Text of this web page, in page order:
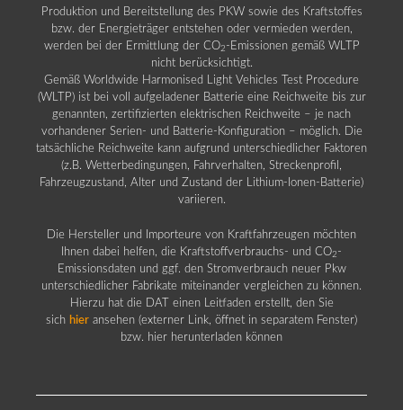
Produktion und Bereitstellung des PKW sowie des Kraftstoffes
bzw. der Energieträger entstehen oder vermieden werden,
werden bei der Ermittlung der CO2 -Emissionen gemäß WLTP
nicht berücksichtigt.
Gemäß Worldwide Harmonised Light Vehicles Test Procedure
(WLTP) ist bei voll aufgeladener Batterie eine Reichweite bis zur
genannten, zertifizierten elektrischen Reichweite – je nach
vorhandener Serien- und Batterie-Konfiguration – möglich. Die
tatsächliche Reichweite kann aufgrund unterschiedlicher Faktoren
(z.B. Wetterbedingungen, Fahrverhalten, Streckenprofil,
Fahrzeugzustand, Alter und Zustand der Lithium-Ionen-Batterie)
variieren.
Die Hersteller und Importeure von Kraftfahrzeugen möchten
Ihnen dabei helfen, die Kraftstoffverbrauchs- und CO2 -
Emissionsdaten und ggf. den Stromverbrauch neuer Pkw
unterschiedlicher Fabrikate miteinander vergleichen zu können.
Hierzu hat die DAT einen Leitfaden erstellt, den Sie
sich hier ansehen (externer Link, öffnet in separatem Fenster)
bzw. hier herunterladen können